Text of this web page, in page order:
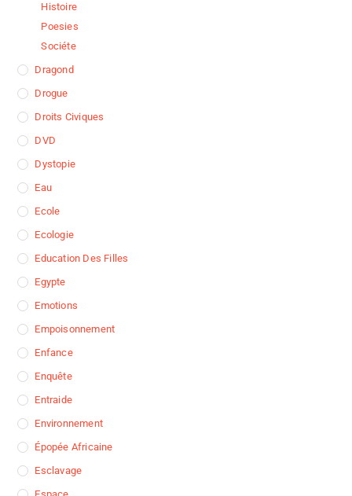
Histoire
Poesies
Sociéte
Dragond
Drogue
Droits Civiques
DVD
Dystopie
Eau
Ecole
Ecologie
Education Des Filles
Egypte
Emotions
Empoisonnement
Enfance
Enquête
Entraide
Environnement
Épopée Africaine
Esclavage